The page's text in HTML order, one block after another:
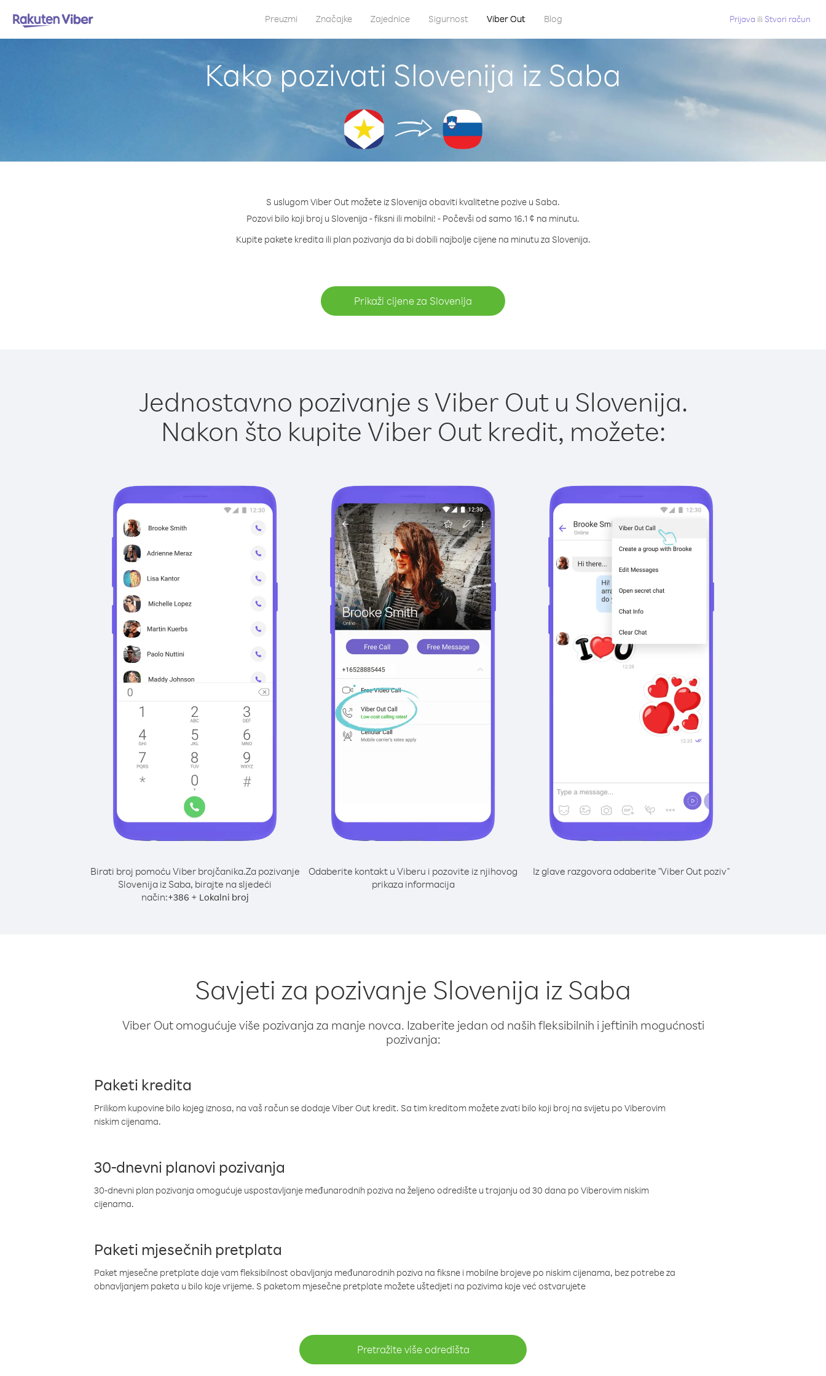
Preuzmi Značajke Zajednice Sigurnost Viber Out Blog Prijava ili Stvori račun
Kako pozivati Slovenija iz Saba
S uslugom Viber Out možete iz Slovenija obaviti kvalitetne pozive u Saba.
Pozovi bilo koji broj u Slovenija - fiksni ili mobilni! - Počevši od samo 16.1 ¢ na minutu.
Kupite pakete kredita ili plan pozivanja da bi dobili najbolje cijene na minutu za Slovenija.
Prikaži cijene za Slovenija
Jednostavno pozivanje s Viber Out u Slovenija.
Nakon što kupite Viber Out kredit, možete:
Birati broj pomoću Viber brojčanika.Za pozivanje
Slovenija iz Saba, birajte na sljedeći
način:+386 + Lokalni broj
Odaberite kontakt u Viberu i pozovite iz njihovog
prikaza informacija
Iz glave razgovora odaberite "Viber Out poziv"
Savjeti za pozivanje Slovenija iz Saba
Viber Out omogućuje više pozivanja za manje novca. Izaberite jedan od naših fleksibilnih i jeftinih mogućnosti
pozivanja:
Paketi kredita
Prilikom kupovine bilo kojeg iznosa, na vaš račun se dodaje Viber Out kredit. Sa tim kreditom možete zvati bilo koji broj na svijetu po Viberovim
niskim cijenama.
30-dnevni planovi pozivanja
30-dnevni plan pozivanja omogućuje uspostavljanje međunarodnih poziva na željeno odredište u trajanju od 30 dana po Viberovim niskim
cijenama.
Paketi mjesečnih pretplata
Paket mjesečne pretplate daje vam fleksibilnost obavljanja međunarodnih poziva na fiksne i mobilne brojeve po niskim cijenama, bez potrebe za
obnavljanjem paketa u bilo koje vrijeme. S paketom mjesečne pretplate možete uštedjeti na pozivima koje već ostvarujete
Pretražite više odredišta